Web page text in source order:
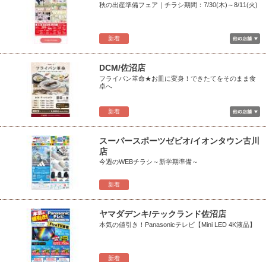
新着
秋の出産準備フェア｜チラシ期間：7/30(木)～8/11(火)
新着
DCM/佐沼店
フライパン革命★お皿に変身！できたてをそのまま食
卓へ
新着
スーパースポーツゼビオ/イオンタウン古川
店
今週のWEBチラシ～新学期準備～
新着
ヤマダデンキ/テックランド佐沼店
本気の値引き！Panasonicテレビ【Mini LED 4K液晶】